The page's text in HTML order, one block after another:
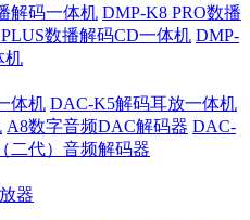
解码一体机 DMP-K8 PRO数播
数播解码CD一体机 DMP-
机
体机 DAC-K5解码耳放一体机
A8数字音频DAC解码器 DAC-
二代）音频解码器
器